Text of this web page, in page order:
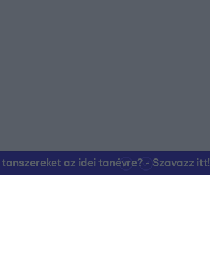
az idei tanévre? - Szavazz itt!